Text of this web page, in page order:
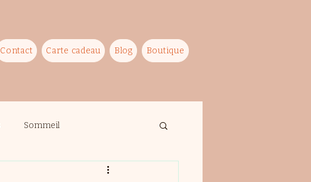
Contact Carte cadeau Blog Boutique
Sommeil